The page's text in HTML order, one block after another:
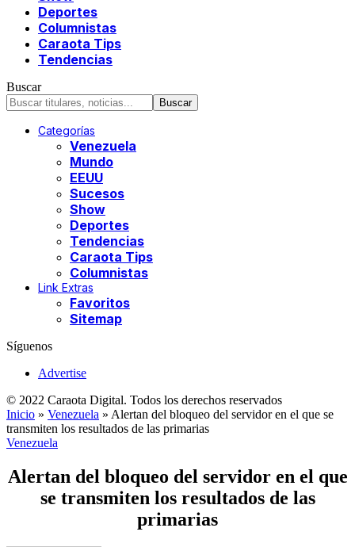
Deportes
Columnistas
Caraota Tips
Tendencias
Buscar
Categorías
Venezuela
Mundo
EEUU
Sucesos
Show
Deportes
Tendencias
Caraota Tips
Columnistas
Link Extras
Favoritos
Sitemap
Síguenos
Advertise
© 2022 Caraota Digital. Todos los derechos reservados
Inicio » Venezuela » Alertan del bloqueo del servidor en el que se
transmiten los resultados de las primarias
Venezuela
Alertan del bloqueo del servidor en el que
se transmiten los resultados de las
primarias